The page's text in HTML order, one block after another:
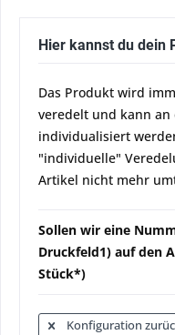
Hier kannst du dein
Das Produkt wird
veredelt und kann an
individualisiert
"individuelle"
Artikel nicht mehr
Sollen wir eine
Druckfeld1) auf den
Stück*)
Konfiguration